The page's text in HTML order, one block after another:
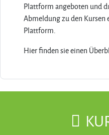
Plattform angeboten und
Abmeldung zu den
Plattform.
Hier finden sie einen